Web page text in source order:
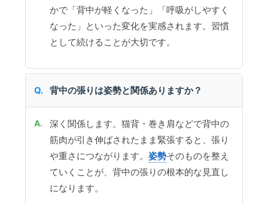
かで「背中が軽くなった」「呼吸がしやすく
なった」といった変化を実感されます。習慣
として続けることが大切です。
背中の張りは姿勢と関係ありますか？
深く関係します。猫背・巻き肩などで背中の
筋肉が引き伸ばされたまま緊張すると、張り
や重さにつながります。姿勢そのものを整え
ていくことが、背中の張りの根本的な見直し
になります。